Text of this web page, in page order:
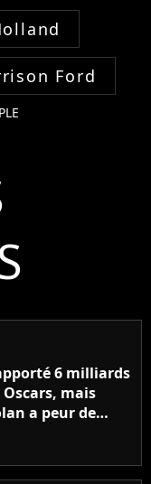
Ford
6 milliards
mais
a peur de
de films très